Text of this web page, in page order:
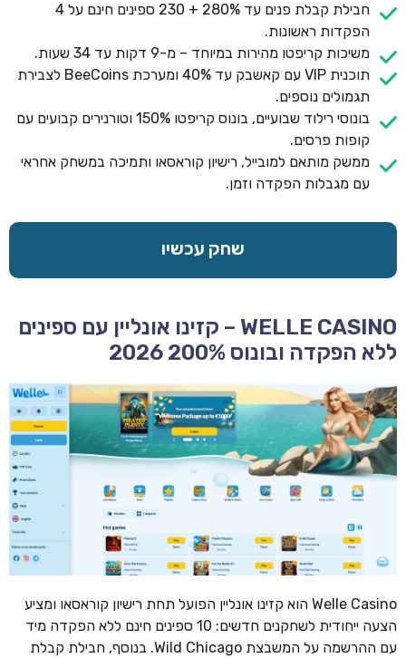
חבילת קבלת פנים עד 280% + 230 ספינים חינם על 4
הפקדות ראשונות.
משיכות קריפטו מהירות במיוחד – מ-9 דקות עד 34 שעות.
תוכנית VIP עם קאשבק עד 40% ומערכת BeeCoins לצבירת
תגמולים נוספים.
בונוסי רילוד שבועיים, בונוס קריפטו 150% וטורנירים קבועים עם
קופות פרסים.
ממשק מותאם למובייל, רישיון קוראסאו ותמיכה במשחק אחראי
עם מגבלות הפקדה וזמן.
שחק עכשיו
WELLE CASINO – קזינו אונליין עם ספינים
ללא הפקדה ובונוס 200% 2026
Welle Casino הוא קזינו אונליין הפועל תחת רישיון קוראסאו ומציע
הצעה ייחודית לשחקנים חדשים: 10 ספינים חינם ללא הפקדה מיד
עם ההרשמה על המשבצת Wild Chicago. בנוסף, חבילת קבלת